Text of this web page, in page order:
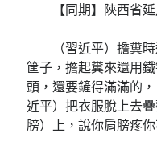
【同期】陜西省
（習近平）擔糞
筐子，擔起糞來還用
頭，還要鏟得滿滿的
近平）把衣服脫上去
膀）上，說你肩膀疼